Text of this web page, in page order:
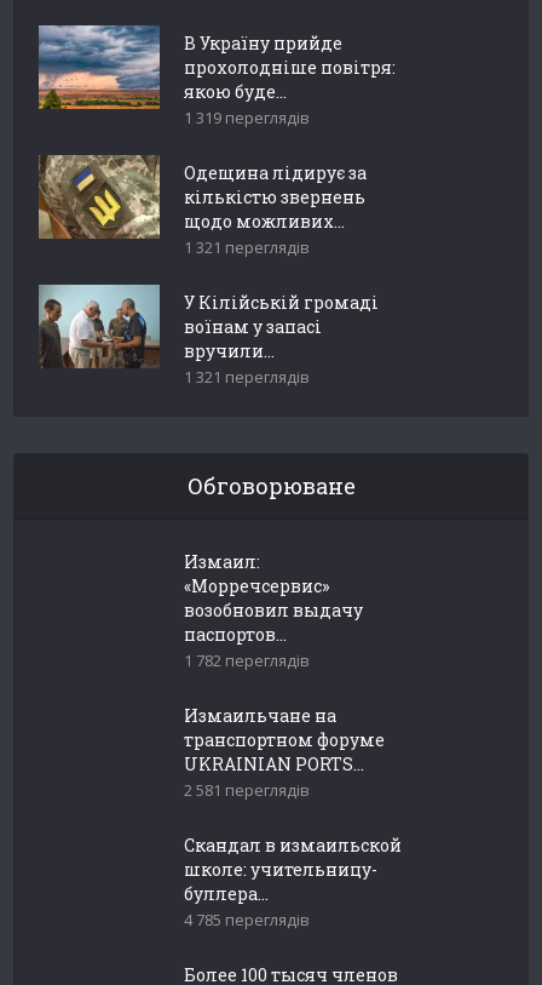
В Україну прийде
прохолодніше повітря:
якою буде...
1 319 переглядів
Одещина лідирує за
кількістю звернень
щодо можливих...
1 321 переглядів
У Кілійській громаді
воїнам у запасі
вручили...
1 321 переглядів
Обговорюване
Измаил:
«Морречсервис»
возобновил выдачу
паспортов...
1 782 переглядів
Измаильчане на
транспортном форуме
UKRAINIAN PORTS...
2 581 переглядів
Скандал в измаильской
школе: учительницу-
буллера...
4 785 переглядів
Более 100 тысяч членов